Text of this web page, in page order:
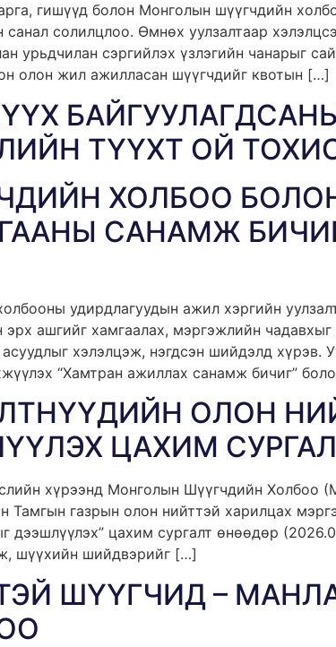
гишүүд болон Монголын шүүгчдийн
солилцлоо. Өмнөх уулзалтаар
урьдчилан сэргийлэх үзлэгийн чанарыг
олон жил ажилласан шүүгчдийг квотын […]
ТҮҮХТ ОЙ
ХОЛБОО
САНАМЖ
удирдлагуудын ажил хэргийн
эрх ашгийг хамгаалах, мэргэжлийн
хэлэлцэж, нэгдсэн шийдэлд хүрэв.
“Хамтран ажиллах санамж бичиг”
ОЛОН
ЦАХИМ
хүрээнд Монголын Шүүгчдийн
газрын олон нийттэй харилцах
дээшлүүлэх” цахим сургалт өнөөдөр
шүүхийн шийдвэрийг […]
ШҮҮГЧИД –